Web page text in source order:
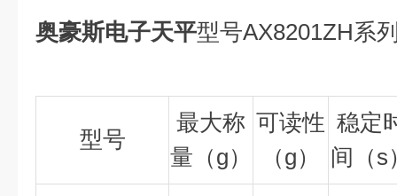
奥豪斯电子天平型号AX8201ZH系
型号
最大称
量（g）
可读性
（g）
稳定
间（s